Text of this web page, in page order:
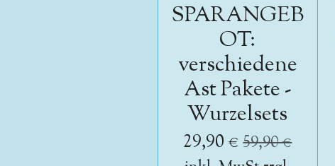
SPARANGEB
OT:
verschiedene
Ast Pakete -
Wurzelsets
29,90 € 59,90 €